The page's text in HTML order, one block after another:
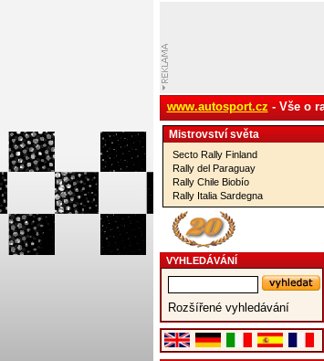
www.autosport.cz - Vše o
Mistrovství­ světa
Secto Rally Finland
Rally del Paraguay
Rally Chile Biobío
Rally Italia Sardegna
VYHLEDÁVÁNÍ
Rozšířené vyhledávání